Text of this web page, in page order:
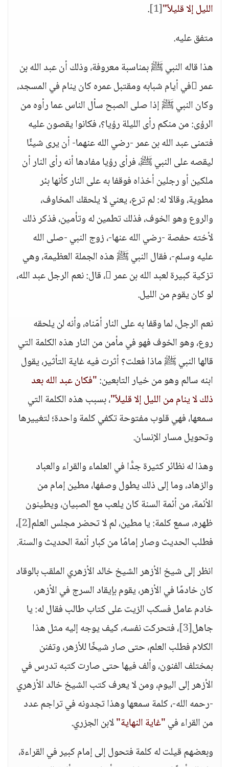
الليل إلا قليلاً"[1]
.
متفق عليه.
هذا قاله النبي ﷺ بمناسبة معروفة، وذلك أن عبد الله بن
عمر في أيام شبابه ومقتبل عمره كان ينام في المسجد،
وكان النبي ﷺ إذا صلى الصبح سأل الناس عما رأوه من
الرؤى: من منكم رأى الليلة رؤيا؟، فكانوا يقصون عليه
فتمنى عبد الله بن عمر -رضي الله عنهما- أن يرى شيئًا
ليقصه على النبي ﷺ، فرأى رؤيا مفادها أنه رأى النار أن
ملكين أو رجلين أخذاه فوقفا به على النار كأنها بئر
مطوية، وقالا له: لم ترع، يعني لا يلحقك المخاوف،
والروع وهو الخوف، فذلك تطمين له وتأمين، فذكر ذلك
لأخته حفصة -رضي الله عنها-، زوج النبي -صلى الله
عليه وسلم-، فقال النبي ﷺ هذه الجملة العظيمة، وهي
تزكية كبيرة لعبد الله بن عمر ، قال: نعم الرجل عبد الله،
لو كان يقوم من الليل.
نعم الرجل، لما وقفا به على النار أمّناه، وأنه لن يلحقه
روع، وهو الخوف فهو في مأمن من النار هذه الكلمة التي
قالها النبي ﷺ ماذا فعلت؟ أثرت فيه غاية التأثير، يقول
ابنه سالم وهو من خيار التابعين:"فكان عبد الله بعد
ذلك لا ينام من الليل إلا قليلاً"، بسبب هذه الكلمة التي
سمعها، فهي قلوب مفتوحة تكفي كلمة واحدة؛ لتغييرها
وتحويل مسار الإنسان.
وهذا له نظائر كثيرة جدًّا في العلماء والقراء والعباد
والزهاد، وما إلى ذلك يطول وصفها، مطين إمام من
الأئمة، من أئمة السنة كان يلعب مع الصبيان، ويطينون
ظهره، سمع كلمة: يا مطين، لم لا تحضر مجلس العلم[2] ،
فطلب الحديث وصار إمامًا من كبار أئمة الحديث والسنة.
انظر إلى شيخ الأزهر الشيخ خالد الأزهري الملقب بالوقاد
كان خادمًا في الأزهر، يقوم بإيقاد السرج في الأزهر،
خادم عامل فسكب الزيت على كتاب طالب فقال له: يا
جاهل[3] ، فتحركت نفسه، كيف يوجه إليه مثل هذا
الكلام فطلب العلم، حتى صار شيخًا للأزهر، وتفنن
بمختلف الفنون، وألف فيها حتى صارت كتبه تدرس في
الأزهر إلى اليوم، ومن لا يعرف كتب الشيخ خالد الأزهري
-رحمه الله-، كلمة سمعها وهذا تجدونه في تراجم عدد
من القراء في"غاية النهاية"لابن الجزري.
وبعضهم قيلت له كلمة فتحول إلى إمام كبير في القراءة،